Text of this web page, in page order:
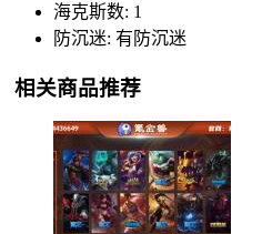
海克斯数: 1
防沉迷: 有防沉迷
相关商品推荐